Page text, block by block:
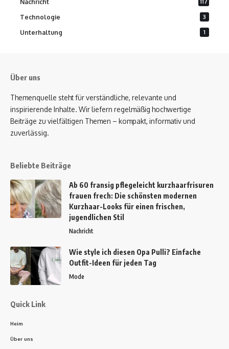
Nachricht
Technologie 3
Unterhaltung 1
Über uns
Themenquelle steht für verständliche, relevante und
inspirierende Inhalte. Wir liefern regelmäßig hochwertige
Beiträge zu vielfältigen Themen – kompakt, informativ und
zuverlässig.
Beliebte Beiträge
Ab 60 fransig pflegeleicht kurzhaarfrisuren
frauen frech: Die schönsten modernen
Kurzhaar-Looks für einen frischen,
jugendlichen Stil
Nachricht
Wie style ich diesen Opa Pulli? Einfache
Outfit-Ideen für jeden Tag
Mode
Quick Link
Heim
Über uns